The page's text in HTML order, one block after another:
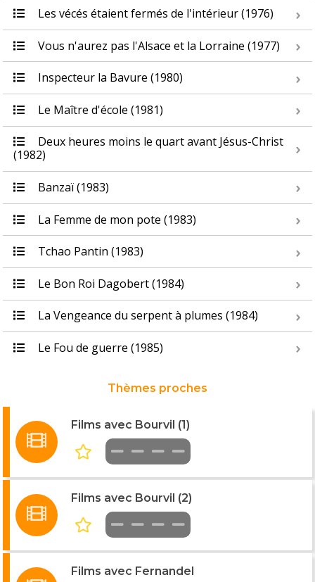
Les vécés étaient fermés de l'intérieur (1976)
Vous n'aurez pas l'Alsace et la Lorraine (1977)
Inspecteur la Bavure (1980)
Le Maître d'école (1981)
Deux heures moins le quart avant Jésus-Christ
(1982)
Banzaï (1983)
La Femme de mon pote (1983)
Tchao Pantin (1983)
Le Bon Roi Dagobert (1984)
La Vengeance du serpent à plumes (1984)
Le Fou de guerre (1985)
Thèmes proches
Films avec Bourvil (1)
Films avec Bourvil (2)
Films avec Fernandel